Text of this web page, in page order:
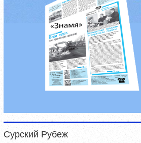
Сурский Рубеж